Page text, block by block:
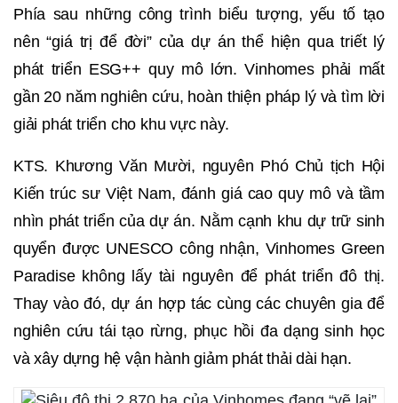
Phía sau những công trình biểu tượng, yếu tố tạo
nên “giá trị để đời” của dự án thể hiện qua triết lý
phát triển ESG++ quy mô lớn. Vinhomes phải mất
gần 20 năm nghiên cứu, hoàn thiện pháp lý và tìm lời
giải phát triển cho khu vực này.
KTS. Khương Văn Mười, nguyên Phó Chủ tịch Hội
Kiến trúc sư Việt Nam, đánh giá cao quy mô và tầm
nhìn phát triển của dự án. Nằm cạnh khu dự trữ sinh
quyển được UNESCO công nhận, Vinhomes Green
Paradise không lấy tài nguyên để phát triển đô thị.
Thay vào đó, dự án hợp tác cùng các chuyên gia để
nghiên cứu tái tạo rừng, phục hồi đa dạng sinh học
và xây dựng hệ vận hành giảm phát thải dài hạn.